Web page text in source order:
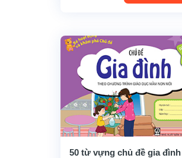
50 từ vựng chủ đề gia đình